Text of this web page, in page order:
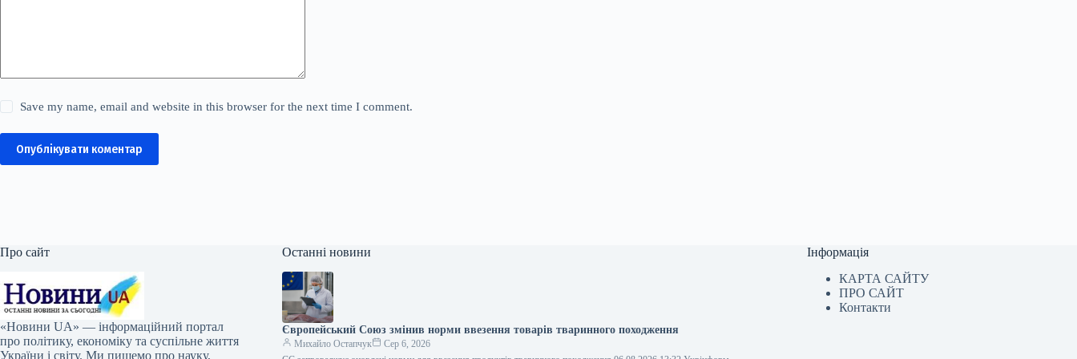
Save my name, email and website in this browser for the next time I comment.
Опублікувати коментар
Про сайт
«Новини UA» — інформаційний портал
про політику, економіку та суспільне життя
України і світу. Ми пишемо про науку,
Останні новини
Європейський Союз змінив норми ввезення товарів тваринного походження
Михайло Остапчук
Сер 6, 2026
Інформація
КАРТА САЙТУ
ПРО САЙТ
Контакти